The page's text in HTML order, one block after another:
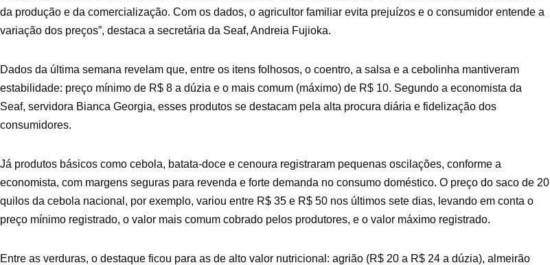
da produção e da comercialização. Com os dados, o agricultor familiar evita prejuízos e o consumidor entende a
variação dos preços”, destaca a secretária da Seaf, Andreia Fujioka.
Dados da última semana revelam que, entre os itens folhosos, o coentro, a salsa e a cebolinha mantiveram
estabilidade: preço mínimo de R$ 8 a dúzia e o mais comum (máximo) de R$ 10. Segundo a economista da
Seaf, servidora Bianca Georgia, esses produtos se destacam pela alta procura diária e fidelização dos
consumidores.
Já produtos básicos como cebola, batata-doce e cenoura registraram pequenas oscilações, conforme a
economista, com margens seguras para revenda e forte demanda no consumo doméstico. O preço do saco de 20
quilos da cebola nacional, por exemplo, variou entre R$ 35 e R$ 50 nos últimos sete dias, levando em conta o
preço mínimo registrado, o valor mais comum cobrado pelos produtores, e o valor máximo registrado.
Entre as verduras, o destaque ficou para as de alto valor nutricional: agrião (R$ 20 a R$ 24 a dúzia), almeirão